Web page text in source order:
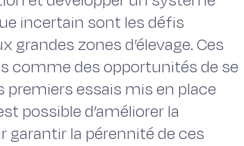
incertain sont les défis
zones d’élevage. Ces
comme des opportunités de se
premiers essais mis en place
possible d’améliorer la
la pérennité de ces